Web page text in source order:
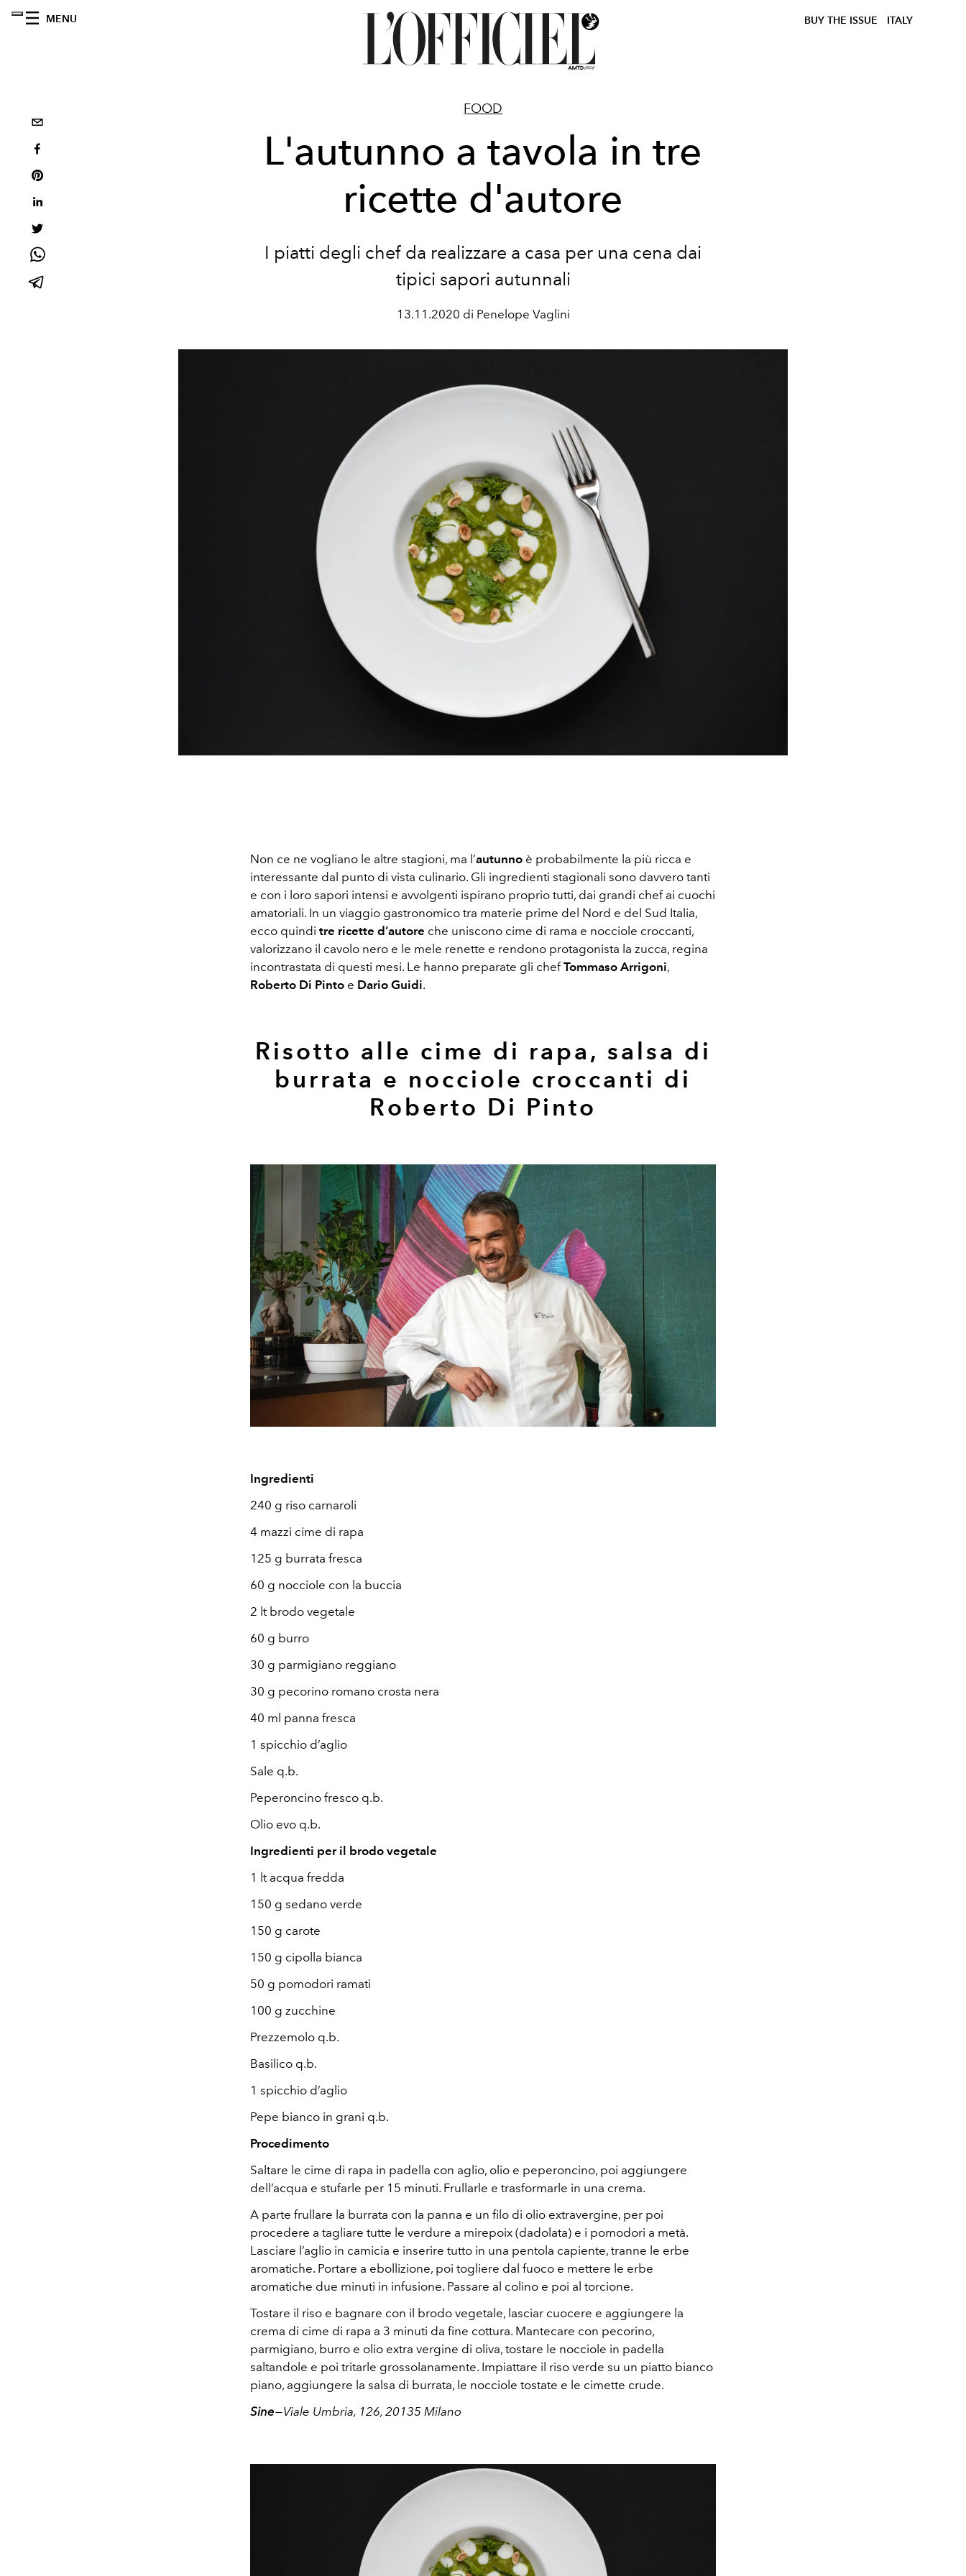
MENU BUY THE ISSUE ITALY
FOOD
L'autunno a tavola in tre
ricette d'autore
I piatti degli chef da realizzare a casa per una cena dai
tipici sapori autunnali
13.11.2020 di Penelope Vaglini
Non ce ne vogliano le altre stagioni, ma l’autunno è probabilmente la più ricca e
interessante dal punto di vista culinario. Gli ingredienti stagionali sono davvero tanti
e con i loro sapori intensi e avvolgenti ispirano proprio tutti, dai grandi chef ai cuochi
amatoriali. In un viaggio gastronomico tra materie prime del Nord e del Sud Italia,
ecco quindi tre ricette d’autore che uniscono cime di rama e nocciole croccanti,
valorizzano il cavolo nero e le mele renette e rendono protagonista la zucca, regina
incontrastata di questi mesi. Le hanno preparate gli chefTommaso Arrigoni,
Roberto Di Pinto e Dario Guidi.
Risotto alle cime di rapa, salsa di
burrata e nocciole croccanti di
Roberto Di Pinto
Ingredienti
240 g riso carnaroli
4 mazzi cime di rapa
125 g burrata fresca
60 g nocciole con la buccia
2 lt brodo vegetale
60 g burro
30 g parmigiano reggiano
30 g pecorino romano crosta nera
40 ml panna fresca
1 spicchio d’aglio
Sale q.b.
Peperoncino fresco q.b.
Olio evo q.b.
Ingredienti per il brodo vegetale
1 lt acqua fredda
150 g sedano verde
150 g carote
150 g cipolla bianca
50 g pomodori ramati
100 g zucchine
Prezzemolo q.b.
Basilico q.b.
1 spicchio d’aglio
Pepe bianco in grani q.b.
Procedimento
Saltare le cime di rapa in padella con aglio, olio e peperoncino, poi aggiungere
dell’acqua e stufarle per 15 minuti. Frullarle e trasformarle in una crema.
A parte frullare la burrata con la panna e un filo di olio extravergine, per poi
procedere a tagliare tutte le verdure a mirepoix (dadolata) e i pomodori a metà.
Lasciare l’aglio in camicia e inserire tutto in una pentola capiente, tranne le erbe
aromatiche. Portare a ebollizione, poi togliere dal fuoco e mettere le erbe
aromatiche due minuti in infusione. Passare al colino e poi al torcione.
Tostare il riso e bagnare con il brodo vegetale, lasciar cuocere e aggiungere la
crema di cime di rapa a 3 minuti da fine cottura. Mantecare con pecorino,
parmigiano, burro e olio extra vergine di oliva, tostare le nocciole in padella
saltandole e poi tritarle grossolanamente. Impiattare il riso verde su un piatto bianco
piano, aggiungere la salsa di burrata, le nocciole tostate e le cimette crude.
Sine— Viale Umbria, 126, 20135 Milano